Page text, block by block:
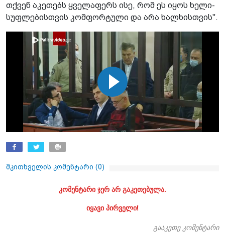
თქვენ აკე­თებს ყვე­ლა­ფერს ისე, რომ ეს იყოს ხე­ლი­
სუფ­ლე­ბის­თვის კომ­ფორ­ტუ­ლი და არა ხალ­ხის­თვის".
მკითხველის კომენტარი (0)
კომენტარი ჯერ არ გაკეთებულა.
იყავი პირველი!
გააკეთე კომენტარი